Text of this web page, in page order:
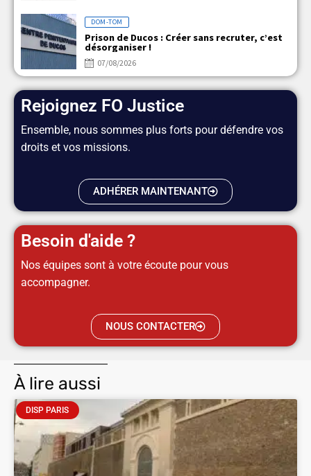
DOM-TOM
Prison de Ducos : Créer sans recruter, c’est
désorganiser !
07/08/2026
Rejoignez FO Justice
Ensemble, nous sommes plus forts pour défendre vos
droits et vos missions.
ADHÉRER MAINTENANT
Besoin d'aide ?
Nos équipes sont à votre écoute pour vous
accompagner.
NOUS CONTACTER
À lire aussi
DISP PARIS